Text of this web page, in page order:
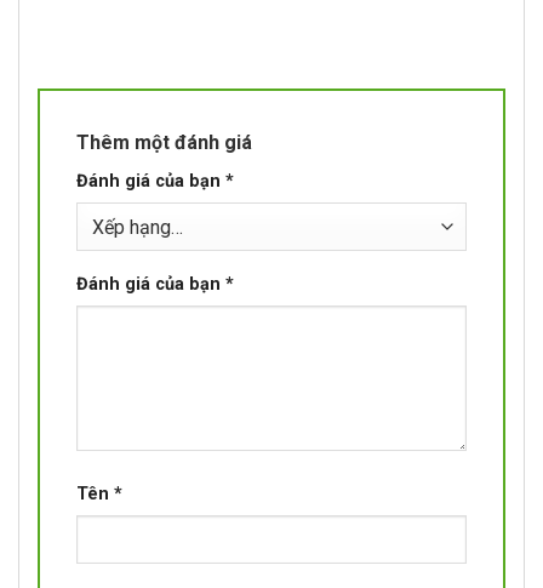
Thêm một đánh giá
Đánh giá của bạn *
Đánh giá của bạn *
Tên *